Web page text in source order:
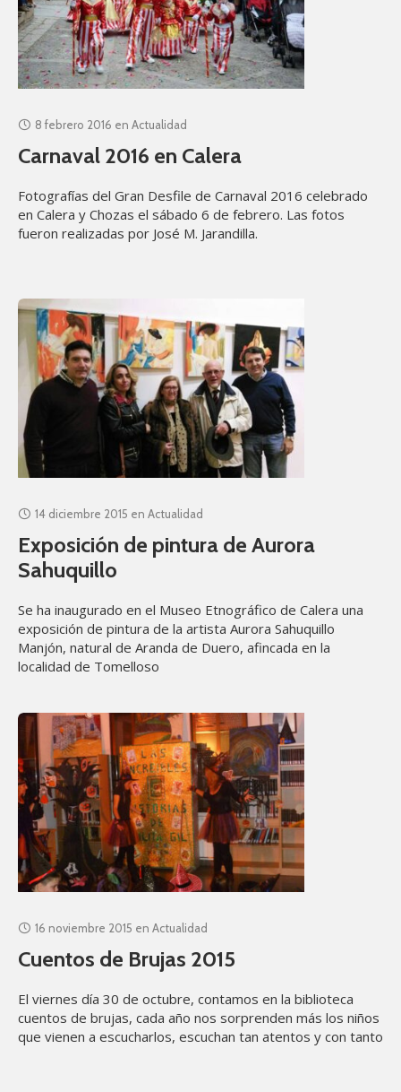
8 febrero 2016 en Actualidad
Carnaval 2016 en Calera
Fotografías del Gran Desfile de Carnaval 2016 celebrado
en Calera y Chozas el sábado 6 de febrero. Las fotos
fueron realizadas por José M. Jarandilla.
14 diciembre 2015 en Actualidad
Exposición de pintura de Aurora
Sahuquillo
Se ha inaugurado en el Museo Etnográfico de Calera una
exposición de pintura de la artista Aurora Sahuquillo
Manjón, natural de Aranda de Duero, afincada en la
localidad de Tomelloso
16 noviembre 2015 en Actualidad
Cuentos de Brujas 2015
El viernes día 30 de octubre, contamos en la biblioteca
cuentos de brujas, cada año nos sorprenden más los niños
que vienen a escucharlos, escuchan tan atentos y con tanto